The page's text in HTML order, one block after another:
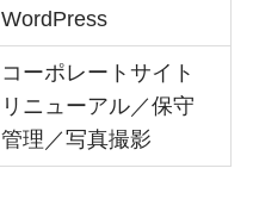
WordPress
コーポレートサイト
リニューアル／保守
管理／写真撮影